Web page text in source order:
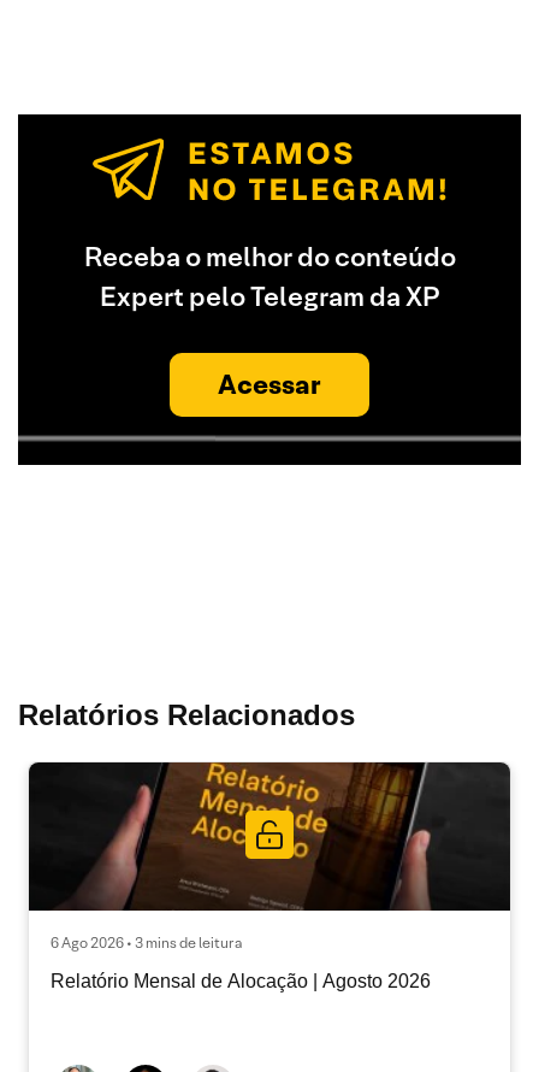
Receba o melhor do conteúdo
Expert pelo Telegram da XP
Acessar
Relatórios Relacionados
6 Ago 2026 • 3 mins de leitura
Relatório Mensal de Alocação | Agosto 2026